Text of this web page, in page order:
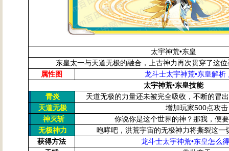
太宇神荒•东皇
东皇太一与天道无极的融合，上古神力再次贯穿了这
属性图
龙斗士太宇神荒•东皇解析
太宇神荒•东皇技能
青炎
天道无极的力量还未被完全吸收，不断的冒
天道无极
增加玩家500点攻击
神灭斩
你说你是这个世界的神？那我，便
无极神力
咆哮吧，洪荒宇宙的无极神力将撕裂这一
获得方法
龙斗士太宇神荒•东皇怎么